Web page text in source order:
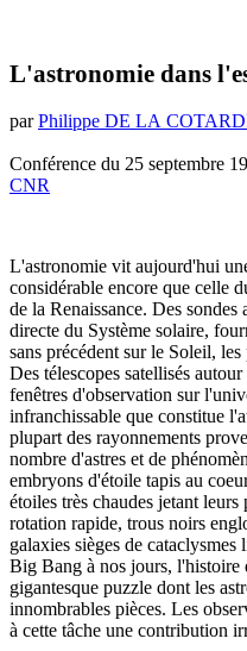
L'astronomie dans
parPhilippe DE LA
Conférence du 25 septembre
CNR
L'astronomie vit aujourd'hui
considérable encore que celle
de la Renaissance. Des
directe du Système solaire,
sans précédent sur le Soleil,
Des télescopes satellisés
fenêtres d'observation sur
infranchissable que constitue
plupart des rayonnements
nombre d'astres et de
embryons d'étoile tapis au
étoiles très chaudes jetant
rotation rapide, trous noirs
galaxies sièges de
Big Bang à nos jours, l'histoire
gigantesque puzzle dont les
innombrables pièces. Les
à cette tâche une contribution